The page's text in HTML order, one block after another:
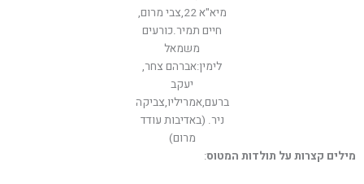
מיא"א 22,צבי מרום,
חיים תמיר.כורעים
משמאל
לימין:אברהם צחר,
יעקב
ברעם,אמריליו,צביקה
ניר. (באדיבות עודד
מרום)
מילים קצרות על תולדות המטוס: